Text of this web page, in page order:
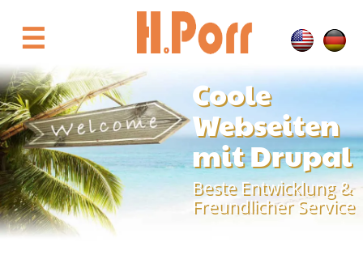
zum
Inhalt☰
Coole
Webseiten
mit Drupal
Beste Entwicklung &
Freundlicher Service